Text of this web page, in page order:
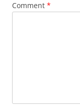
Comment *